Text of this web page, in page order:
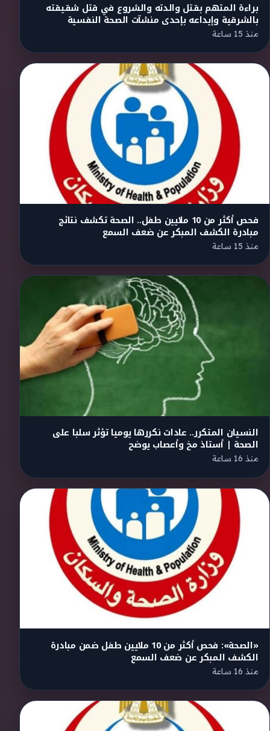
براءة المتهم بقتل والدته والشروع في قتل شقيقته
بالشرقية وإيداعه بإحدى منشآت الصحة النفسية
منذ 15 ساعة
فحص أكثر من 10 ملايين طفل.. الصحة تكشف نتائج
مبادرة الكشف المبكر عن ضعف السمع
منذ 15 ساعة
النسيان المتكرر.. عادات نكررها يوميا تؤثر سلبا على
الصحة | أستاذ مخ وأعصاب يوضح
منذ 16 ساعة
«الصحة»: فحص أكثر من 10 ملايين طفل ضمن مبادرة
الكشف المبكر عن ضعف السمع
منذ 16 ساعة